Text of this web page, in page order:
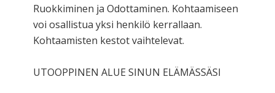
Ruokkiminen ja Odottaminen. Kohtaamiseen
voi osallistua yksi henkilö kerrallaan.
Kohtaamisten kestot vaihtelevat.
UTOOPPINEN ALUE SINUN ELÄMÄSSÄSI